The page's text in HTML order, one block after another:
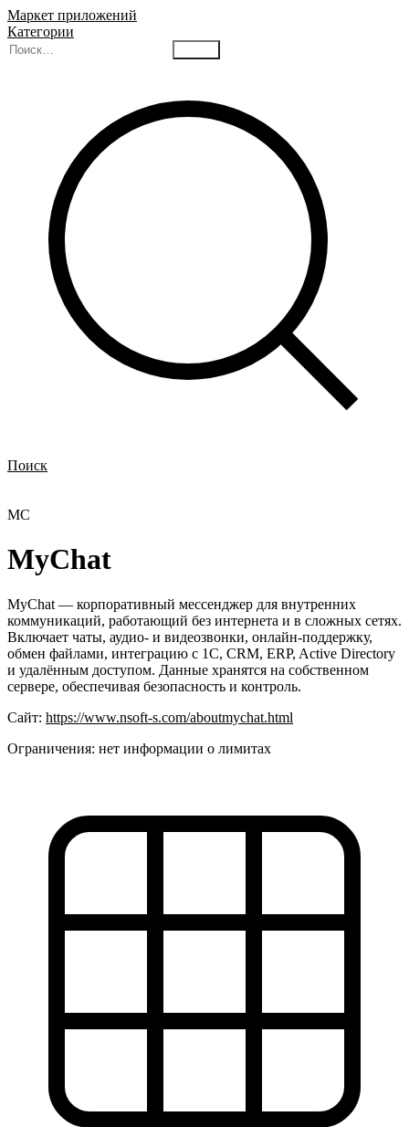
Маркет приложений
Категории
Поиск
MC
MyChat
MyChat — корпоративный мессенджер для внутренних
коммуникаций, работающий без интернета и в сложных сетях.
Включает чаты, аудио- и видеозвонки, онлайн-поддержку,
обмен файлами, интеграцию с 1С, CRM, ERP, Active Directory
и удалённым доступом. Данные хранятся на собственном
сервере, обеспечивая безопасность и контроль.
Сайт: https://www.nsoft-s.com/aboutmychat.html
Ограничения: нет информации о лимитах